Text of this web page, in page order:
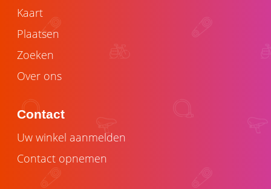
Kaart
Plaatsen
Zoeken
Over ons
Contact
Uw winkel aanmelden
Contact opnemen